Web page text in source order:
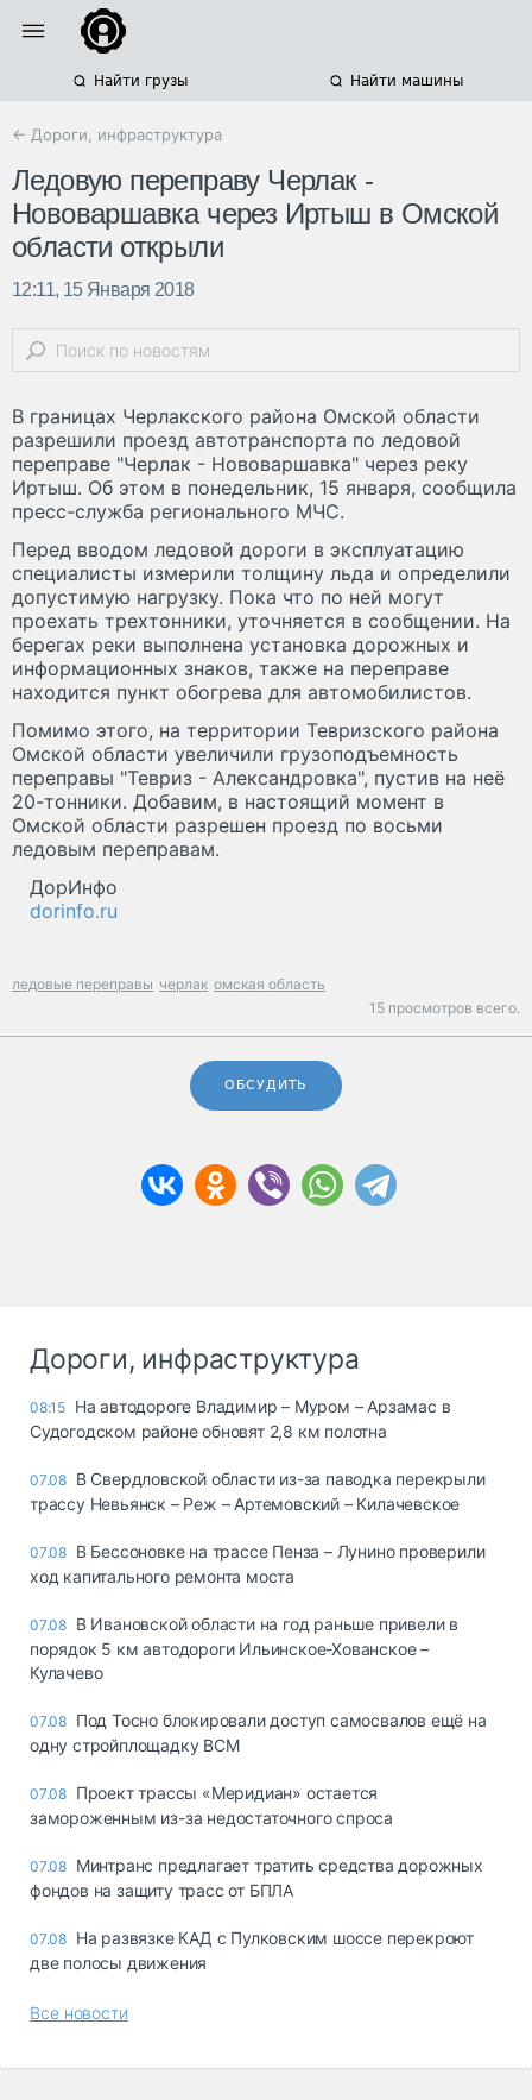
Найти грузы Найти машины
← Дороги, инфраструктура
Ледовую переправу Черлак -
Нововаршавка через Иртыш в Омской
области открыли
12:11, 15 Января 2018
В границах Черлакского района Омской области
разрешили проезд автотранспорта по ледовой
переправе "Черлак - Нововаршавка" через реку
Иртыш. Об этом в понедельник, 15 января, сообщила
пресс-служба регионального МЧС.
Перед вводом ледовой дороги в эксплуатацию
специалисты измерили толщину льда и определили
допустимую нагрузку. Пока что по ней могут
проехать трехтонники, уточняется в сообщении. На
берегах реки выполнена установка дорожных и
информационных знаков, также на переправе
находится пункт обогрева для автомобилистов.
Помимо этого, на территории Тевризского района
Омской области увеличили грузоподъемность
переправы "Тевриз - Александровка", пустив на неё
20-тонники. Добавим, в настоящий момент в
Омской области разрешен проезд по восьми
ледовым переправам.
ДорИнфо
dorinfo.ru
ледовые переправы черлак омская область
15 просмотров всего.
ОБСУДИТЬ
Дороги, инфраструктура
08:15 На автодороге Владимир – Муром – Арзамас в
Судогодском районе обновят 2,8 км полотна
07.08 В Свердловской области из-за паводка перекрыли
трассу Невьянск – Реж – Артемовский – Килачевское
07.08 В Бессоновке на трассе Пенза – Лунино проверили
ход капитального ремонта моста
07.08 В Ивановской области на год раньше привели в
порядок 5 км автодороги Ильинское-Хованское –
Кулачево
07.08 Под Тосно блокировали доступ самосвалов ещё на
одну стройплощадку ВСМ
07.08 Проект трассы «Меридиан» остается
замороженным из-за недостаточного спроса
07.08 Минтранс предлагает тратить средства дорожных
фондов на защиту трасс от БПЛА
07.08 На развязке КАД с Пулковским шоссе перекроют
две полосы движения
Все новости